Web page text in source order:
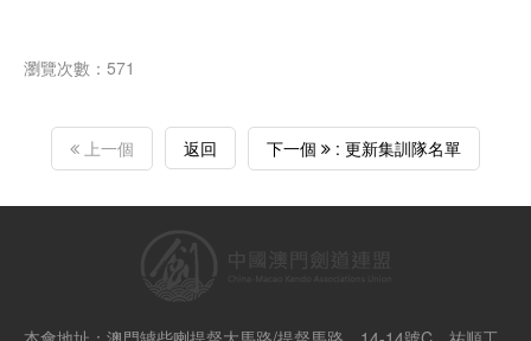
瀏覽次數：571
上一個 返回 下一個 : 更新集訓隊名單